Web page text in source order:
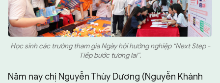
Học sinh các trường tham gia Ngày hội hướng nghiệp “Next Step -
Tiếp bước tương lai”.
Năm nay chị Nguyễn Thùy Dương (Nguyễn Khánh